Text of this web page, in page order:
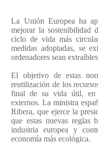
La Unión Europea ha
mejorar la sostenibilidad
ciclo de vida más
medidas adoptadas, se
ordenadores sean
El objetivo de estas
reutilización de los
final de su vida útil, en
externos. La ministra
Ribera, que ejerce la
que estas nuevas reglas
industria europea y
economía más ecológica.